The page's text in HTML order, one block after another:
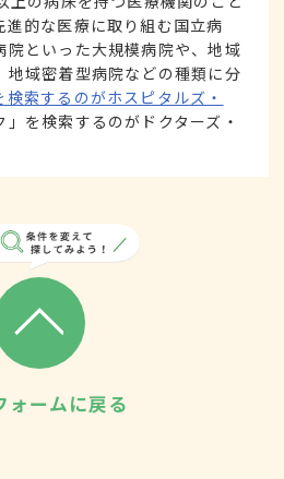
的な医療に取り組む国立病
院といった大規模病院や、地域
地域密着型病院などの種類に分
検索するのがホスピタルズ・
」を検索するのがドクターズ・
ォームに戻る